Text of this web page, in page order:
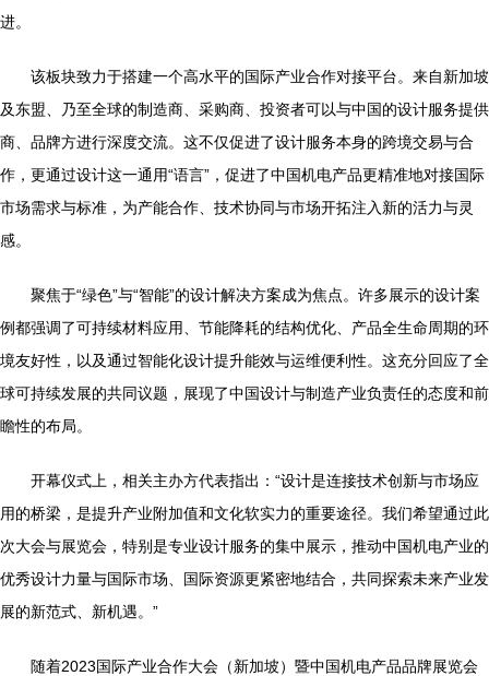
进。
该板块致力于搭建一个高水平的国际产业合作对接平台。来自新加坡
及东盟、乃至全球的制造商、采购商、投资者可以与中国的设计服务提供
商、品牌方进行深度交流。这不仅促进了设计服务本身的跨境交易与合
作，更通过设计这一通用“语言”，促进了中国机电产品更精准地对接国际
市场需求与标准，为产能合作、技术协同与市场开拓注入新的活力与灵
感。
聚焦于“绿色”与“智能”的设计解决方案成为焦点。许多展示的设计案
例都强调了可持续材料应用、节能降耗的结构优化、产品全生命周期的环
境友好性，以及通过智能化设计提升能效与运维便利性。这充分回应了全
球可持续发展的共同议题，展现了中国设计与制造产业负责任的态度和前
瞻性的布局。
开幕仪式上，相关主办方代表指出：“设计是连接技术创新与市场应
用的桥梁，是提升产业附加值和文化软实力的重要途径。我们希望通过此
次大会与展览会，特别是专业设计服务的集中展示，推动中国机电产业的
优秀设计力量与国际市场、国际资源更紧密地结合，共同探索未来产业发
展的新范式、新机遇。”
随着2023国际产业合作大会（新加坡）暨中国机电产品品牌展览会